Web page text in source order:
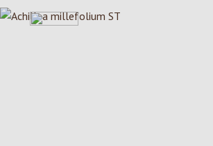
Salta la galleria di immagini